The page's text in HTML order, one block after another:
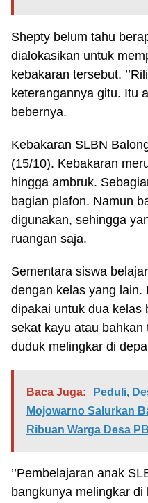
Shepty belum tahu
dialokasikan untuk
kebakaran tersebut.
keterangannya gitu. Itu
bebernya.
Kebakaran SLBN
(15/10). Kebakaran
hingga ambruk.
bagian plafon. Namun
digunakan, sehingga
ruangan saja.
Sementara siswa
dengan kelas yang lain.
dipakai untuk dua kelas
sekat kayu atau
duduk melingkar di
Baca Juga:
Peduli,
Mojowarno Salurkan
Ribuan Warga Desa
’’Pembelajaran anak
bangkunya melingkar